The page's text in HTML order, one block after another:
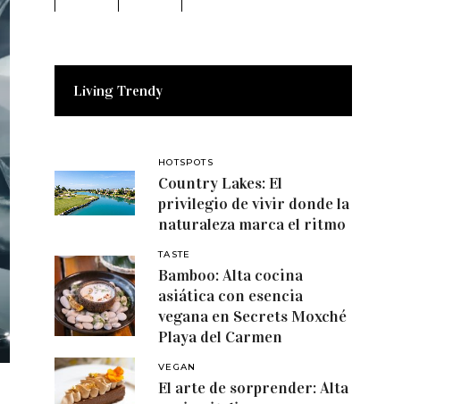
Living Trendy
HOTSPOTS
Country Lakes: El
privilegio de vivir donde la
naturaleza marca el ritmo
TASTE
Bamboo: Alta cocina
asiática con esencia
vegana en Secrets Moxché
Playa del Carmen
VEGAN
El arte de sorprender: Alta